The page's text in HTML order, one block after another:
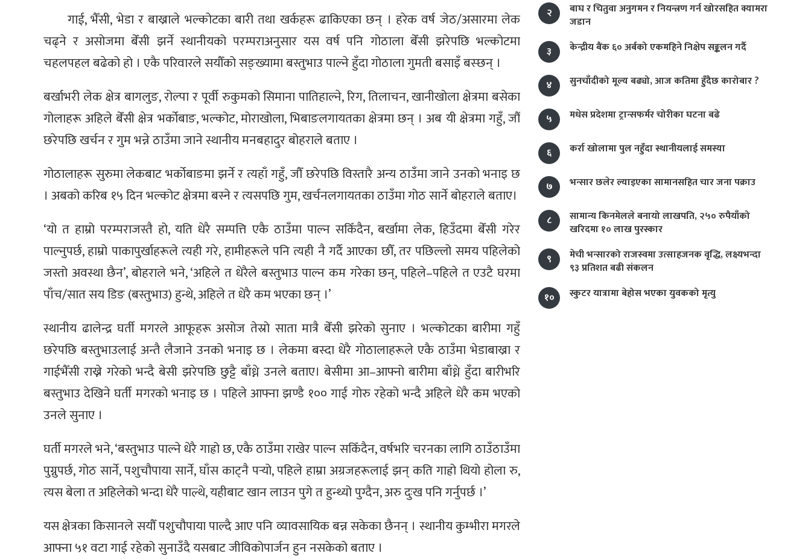
गाई, भैँसी, भेडा र बाख्राले भल्कोटका बारी तथा खर्कहरू ढाकिएका छन् । हरेक वर्ष जेठ/असारमा लेक
चढ्ने र असोजमा बेँसी झर्ने स्थानीयको परम्पराअनुसार यस वर्ष पनि गोठाला बेँसी झरेपछि भल्कोटमा
चहलपहल बढेको हो । एकै परिवारले सयौँको सङ्ख्यामा बस्तुभाउ पाल्ने हुँदा गोठाला गुमती बसाइँ बस्छन् ।
बर्खाभरी लेक क्षेत्र बागलुङ, रोल्पा र पूर्वी रुकुमको सिमाना पातिहाल्ने, रिग, तिलाचन, खानीखोला क्षेत्रमा बसेका
गोलाहरू अहिले बेँसी क्षेत्र भर्कोबाङ, भल्कोट, मोराखोला, भिबाङलगायतका क्षेत्रमा छन् । अब यी क्षेत्रमा गहुँ, जौँ
छरेपछि खर्चन र गुम भन्ने ठाउँमा जाने स्थानीय मनबहादुर बोहराले बताए ।
गोठालाहरू सुरुमा लेकबाट भर्कोबाङमा झर्ने र त्यहाँ गहुँ, जौँ छरेपछि विस्तारै अन्य ठाउँमा जाने उनको भनाइ छ
। अबको करिब १५ दिन भल्कोट क्षेत्रमा बस्ने र त्यसपछि गुम, खर्चनलगायतका ठाउँमा गोठ सार्ने बोहराले बताए।
‘यो त हाम्रो परम्पराजस्तै हो, यति धेरै सम्पत्ति एकै ठाउँमा पाल्न सकिँदैन, बर्खामा लेक, हिउँदमा बेँसी गरेर
पाल्नुपर्छ, हाम्रो पाकापुर्खाहरूले त्यही गरे, हामीहरूले पनि त्यही नै गर्दै आएका छौँ, तर पछिल्लो समय पहिलेको
जस्तो अवस्था छैन’, बोहराले भने, ‘अहिले त धेरैले बस्तुभाउ पाल्न कम गरेका छन्, पहिले–पहिले त एउटै घरमा
पाँच/सात सय डिङ (बस्तुभाउ) हुन्थे, अहिले त धेरै कम भएका छन् ।’
स्थानीय ढालेन्द्र घर्ती मगरले आफूहरू असोज तेस्रो साता मात्रै बेँसी झरेको सुनाए । भल्कोटका बारीमा गहुँ
छरेपछि बस्तुभाउलाई अन्तै लैजाने उनको भनाइ छ । लेकमा बस्दा धेरै गोठालाहरूले एकै ठाउँमा भेडाबाख्रा र
गाईभैँसी राख्ने गरेको भन्दै बेसी झरेपछि छुट्टै बाँध्ने उनले बताए। बेसीमा आ–आफ्नो बारीमा बाँध्ने हुँदा बारीभरि
बस्तुभाउ देखिने घर्ती मगरको भनाइ छ । पहिले आफ्ना झण्डै १०० गाई गोरु रहेको भन्दै अहिले धेरै कम भएको
उनले सुनाए ।
घर्ती मगरले भने, ‘बस्तुभाउ पाल्ने धेरै गाह्रो छ, एकै ठाउँमा राखेर पाल्न सकिँदैन, वर्षभरि चरनका लागि ठाउँठाउँमा
पुग्नुपर्छ, गोठ सार्ने, पशुचौपाया सार्ने, घाँस काट्नै पर्‍यो, पहिले हाम्रा अग्रजहरूलाई झन् कति गाह्रो थियो होला रु,
त्यस बेला त अहिलेको भन्दा धेरै पाल्थे, यहीबाट खान लाउन पुगे त हुन्थ्यो पुग्दैन, अरु दुःख पनि गर्नुपर्छ ।’
यस क्षेत्रका किसानले सयौँ पशुचौपाया पाल्दै आए पनि व्यावसायिक बन्न सकेका छैनन् । स्थानीय कुम्भीरा मगरले
आफ्ना ५१ वटा गाई रहेको सुनाउँदै यसबाट जीविकोपार्जन हुन नसकेको बताए ।
२
बाघ र चितुवा अनुगमन र नियन्त्रण गर्न खोरसहित क्यामरा
जडान
३
केन्द्रीय बैंक ६० अर्बको एकमहिने निक्षेप सङ्कलन गर्दै
४ सुनचाँदीको मूल्य बढ्यो, आज कतिमा हुँदैछ कारोबार ?
५ मधेस प्रदेशमा ट्रान्सफर्मर चोरीका घटना बढे
६ कर्रा खोलामा पुल नहुँदा स्थानीयलाई समस्या
७ भन्सार छलेर ल्याइएका सामानसहित चार जना पक्राउ
८
सामान्य किनमेलले बनायो लाखपति, २५० रुपैयाँको
खरिदमा १० लाख पुरस्कार
९
मेची भन्सारको राजस्वमा उत्साहजनक वृद्धि, लक्ष्यभन्दा
९३ प्रतिशत बढी संकलन
१०
स्कुटर यात्रामा बेहोस भएका युवकको मृत्यु